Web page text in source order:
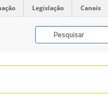
Legislação Canais